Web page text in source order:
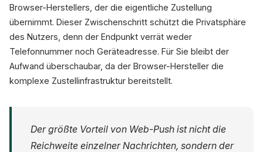
Browser-Herstellers, der die eigentliche Zustellung
übernimmt. Dieser Zwischenschritt schützt die Privatsphäre
des Nutzers, denn der Endpunkt verrät weder
Telefonnummer noch Geräteadresse. Für Sie bleibt der
Aufwand überschaubar, da der Browser-Hersteller die
komplexe Zustellinfrastruktur bereitstellt.
Der größte Vorteil von Web-Push ist nicht die
Reichweite einzelner Nachrichten, sondern der